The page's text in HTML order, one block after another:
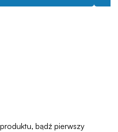
bądź pierwszy